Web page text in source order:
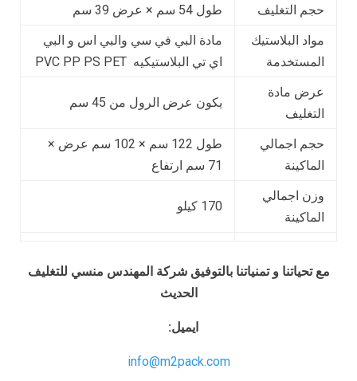
حجم التغليف
طول 54 سم × عرض 39 سم
مواد البلاستيك
المستخدمة
مادة البي في سي والبي اس و البي
اي تي البلاستيكيه PVC PP PS PET
عرض مادة
التغليف
يكون عرض الرول من 45 سم
حجم اجمالي
الماكينة
طول 122 سم × 102 سم عرض ×
71 سم ارتفاع
وزن اجمالي
الماكينة
170 كيلو
مع تحياتنا و تمنياتنا بالتوفيق شركة المهندس منسي للتغليف
الحديث
ايميل:
info@m2pack.com